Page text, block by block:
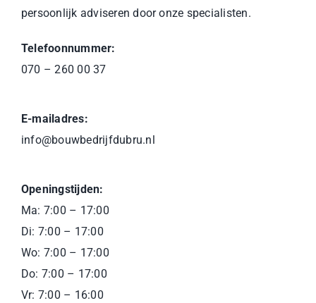
persoonlijk adviseren door onze specialisten.
Telefoonnummer:
070 – 260 00 37
E-mailadres:
info@bouwbedrijfdubru.nl
Openingstijden:
Ma: 7:00 – 17:00
Di: 7:00 – 17:00
Wo: 7:00 – 17:00
Do: 7:00 – 17:00
Vr: 7:00 – 16:00